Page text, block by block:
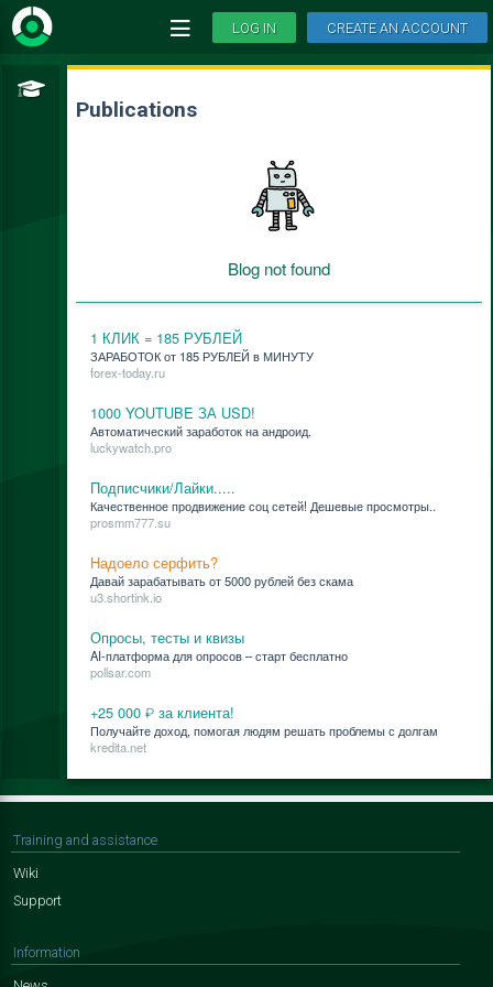
LOG IN CREATE AN ACCOUNT
Publications
Blog not found
1 КЛИК = 185 РУБЛЕЙ
ЗАРАБОТОК от 185 РУБЛЕЙ в МИНУТУ
forex-today.ru
1000 YOUTUBE ЗА USD!
Ав­то­ма­ти­че­ский за­ра­бо­ток на ан­дро­ид.
luckywatch.pro
Подписчики/Лайки.....
Ка­че­ствен­ное про­дви­же­ние соц се­тей! Де­ше­вые про­смот­ры..
prosmm777.su
Надоело серфить?
Да­вай за­ра­ба­ты­вать от 5000 руб­лей без ска­ма
u3.shortink.io
Опросы, тесты и квизы
AI-плат­фор­ма для опро­сов – старт бес­плат­но
pollsar.com
+25 000 ₽ за клиента!
По­лу­чай­те до­ход, по­мо­гая лю­дям ре­шать про­бле­мы с дол­гам
kredita.net
Training and assistance
Wiki
Support
Information